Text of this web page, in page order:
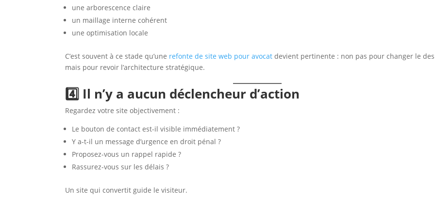
une arborescence claire
un maillage interne cohérent
une optimisation locale
C’est souvent à ce stade qu’une refonte de site web pour avocat devient pertinente : non pas pour changer le
mais pour revoir l’architecture stratégique.
4️⃣ Il n’y a aucun déclencheur d’action
Regardez votre site objectivement :
Le bouton de contact est-il visible immédiatement ?
Y a-t-il un message d’urgence en droit pénal ?
Proposez-vous un rappel rapide ?
Rassurez-vous sur les délais ?
Un site qui convertit guide le visiteur.